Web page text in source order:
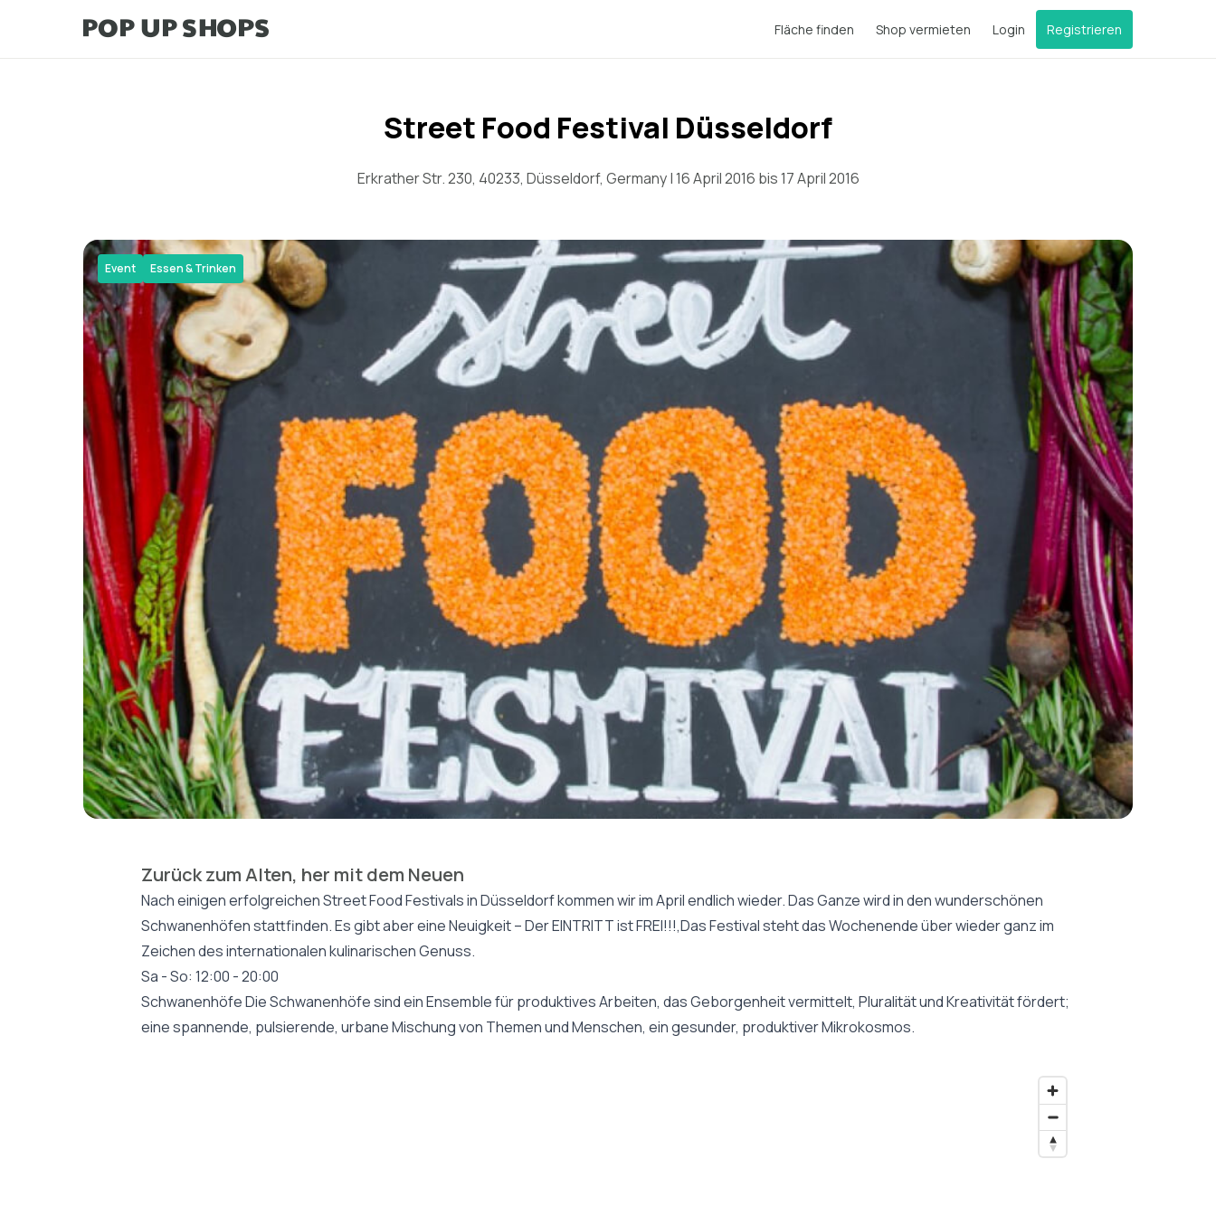
Fläche finden Shop vermieten Login Registrieren
Street Food Festival Düsseldorf
Erkrather Str. 230, 40233, Düsseldorf, Germany | 16 April 2016 bis 17 April 2016
Event Essen & Trinken
Zurück zum Alten, her mit dem Neuen
Nach einigen erfolgreichen Street Food Festivals in Düsseldorf kommen wir im April endlich wieder. Das Ganze wird in den wunderschönen
Schwanenhöfen stattfinden. Es gibt aber eine Neuigkeit – Der EINTRITT ist FREI!!!,Das Festival steht das Wochenende über wieder ganz im
Zeichen des internationalen kulinarischen Genuss.
Sa - So: 12:00 - 20:00
Schwanenhöfe Die Schwanenhöfe sind ein Ensemble für produktives Arbeiten, das Geborgenheit vermittelt, Pluralität und Kreativität fördert;
eine spannende, pulsierende, urbane Mischung von Themen und Menschen, ein gesunder, produktiver Mikrokosmos.